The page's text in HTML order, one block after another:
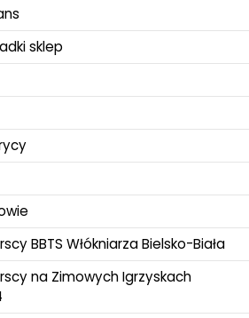
sklep
BBTS Włókniarza Bielsko-Biała
na Zimowych Igrzyskach